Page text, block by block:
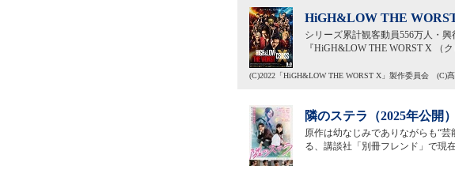
HiGH&LOW THE WORST
シリーズ累計観客動員556万人・
『HiGH&LOW THE WORST X （
(C)2022「HiGH&LOW THE WORST X」製作委員会 (C)
隣のステラ（2025年公開）
原作は幼なじみでありながらも“
る、講談社「別冊フレンド」で現